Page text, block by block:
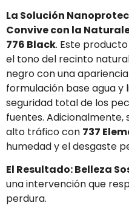
La Solución
Convive con la
776 Black. Este
el tono del recinto
negro con una apariencia
formulación base agua y
seguridad total de los
fuentes. Adicionalmente,
alto tráfico con 737
humedad y el desgaste
El Resultado: Belleza
una intervención que
perdura.